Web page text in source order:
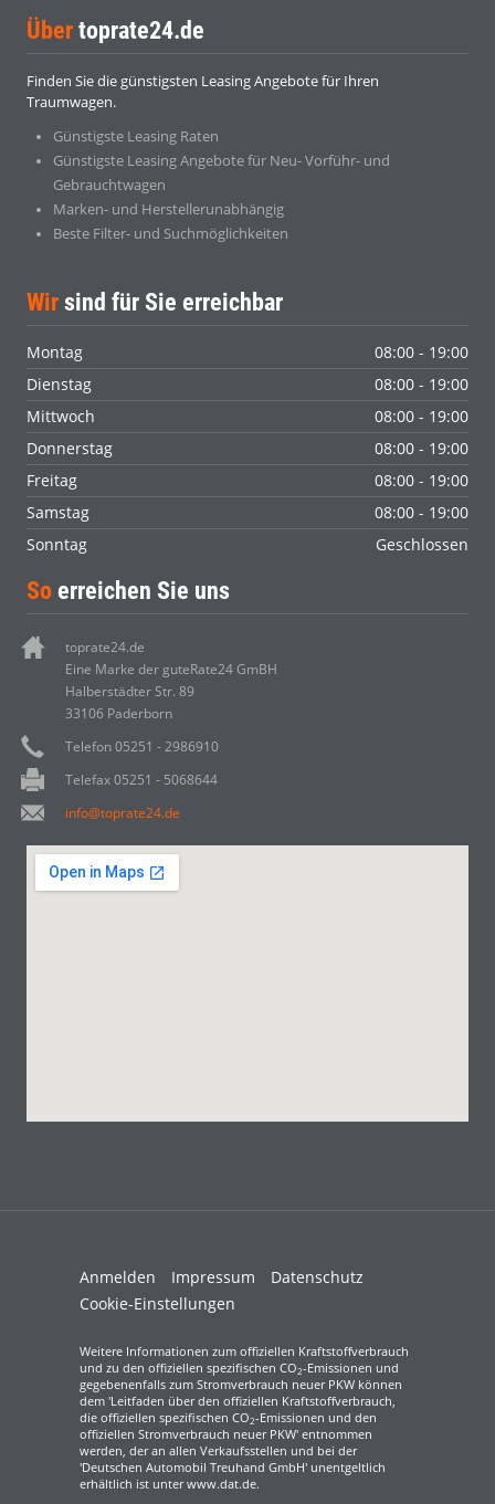
Über toprate24.de
Finden Sie die günstigsten Leasing Angebote für Ihren
Traumwagen.
Günstigste Leasing Raten
Günstigste Leasing Angebote für Neu- Vorführ- und
Gebrauchtwagen
Marken- und Herstellerunabhängig
Beste Filter- und Suchmöglichkeiten
Wir sind für Sie erreichbar
Montag
08:00 - 19:00
Dienstag
08:00 - 19:00
Mittwoch
08:00 - 19:00
Donnerstag
08:00 - 19:00
Freitag
08:00 - 19:00
Samstag
08:00 - 19:00
Sonntag
Geschlossen
So erreichen Sie uns
toprate24.de
Eine Marke der guteRate24 GmBH
Halberstädter Str. 89
33106 Paderborn
Telefon 05251 - 2986910
Telefax 05251 - 5068644
info@toprate24.de
Anmelden Impressum
Datenschutz
Cookie-Einstellungen
Weitere Informationen zum offiziellen Kraftstoffverbrauch
und zu den offiziellen spezifischen CO2-Emissionen und
gegebenenfalls zum Stromverbrauch neuer PKW können
dem 'Leitfaden über den offiziellen Kraftstoffverbrauch,
die offiziellen spezifischen CO2-Emissionen und den
offiziellen Stromverbrauch neuer PKW' entnommen
werden, der an allen Verkaufsstellen und bei der
'Deutschen Automobil Treuhand GmbH' unentgeltlich
erhältlich ist unter www.dat.de.